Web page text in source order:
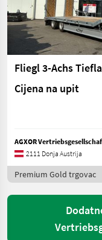
Fliegl 3-Achs
Cijena na upit
AGXOR
2111 Donja Austrija
Premium Gold trgovac